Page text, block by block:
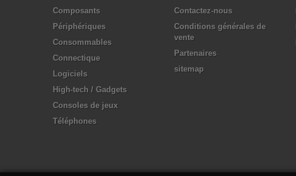
Composants
Périphériques
Consommables
Connectique
Logiciels
High-tech / Gadgets
Consoles de jeux
Téléphones
Contactez-nous
Conditions générales de
vente
Partenaires
sitemap